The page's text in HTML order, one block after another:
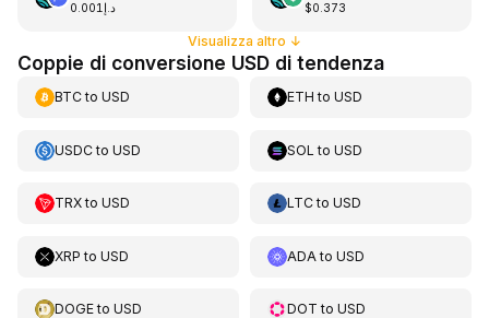
د.إ0.001 $0.373
Visualizza altro ↓
Coppie di conversione USD di tendenza
BTCto USD ETH toUSD
USDCto USD SOL toUSD
TRXto USD LTCtoUSD
XRP to USD ADA toUSD
DOGEto USD DOT toUSD